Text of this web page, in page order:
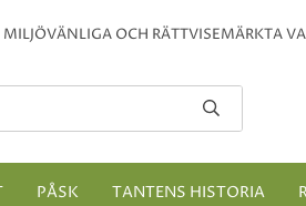
OCH RÄTTVISEMÄRKTA
PÅSK TANTENS HISTORIA